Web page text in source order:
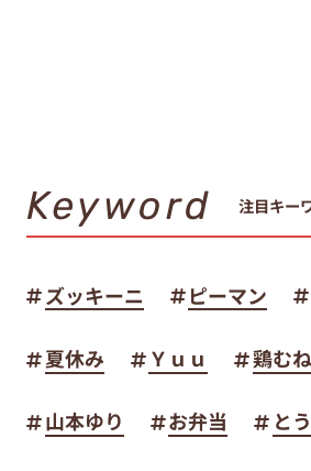
Keyword 注目キー
ズッキーニ ピーマン
夏休み Ｙｕｕ 鶏む
山本ゆり お弁当 と